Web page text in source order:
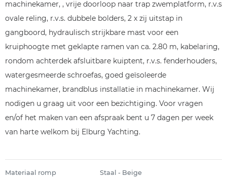
machinekamer, , vrije doorloop naar trap zwemplatform, r.v.s
ovale reling, r.v.s. dubbele bolders, 2 x zij uitstap in
gangboord, hydraulisch strijkbare mast voor een
kruiphoogte met geklapte ramen van ca. 2.80 m, kabelaring,
rondom achterdek afsluitbare kuiptent, r.v.s. fenderhouders,
watergesmeerde schroefas, goed geïsoleerde
machinekamer, brandblus installatie in machinekamer. Wij
nodigen u graag uit voor een bezichtiging. Voor vragen
en/of het maken van een afspraak bent u 7 dagen per week
van harte welkom bij Elburg Yachting.
Materiaal romp
Staal - Beige